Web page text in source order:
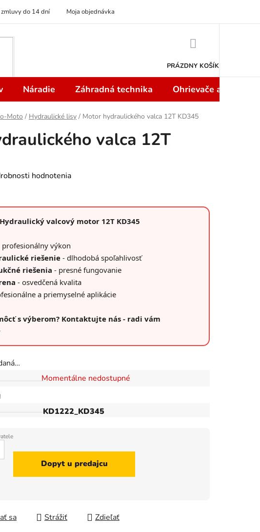
do 14 dní Moja objednávka
PRÁZDNY KOŠÍK
Náradie Záhradná technika Ohrievače a
Moto / Hydraulické lisy / Motor hydraulického valca 12T KD345
valca 12T
hodnotenia
Hydraulický valcový motor 12T KD345
profesionálny výkon
riešenie- dlhodobá spoľahlivosť
riešenia - presné fungovanie
- osvedčená kvalita
a priemyselné aplikácie
s výberom? Kontaktujte nás - radi vám
Momentálne nedostupné
KD1222_KD345
Dopyt u predajcu
sa Strážiť Zdieľať